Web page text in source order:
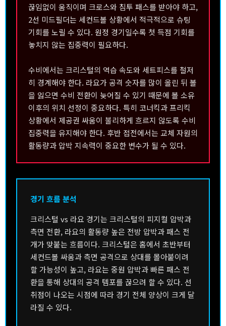
끊임없이 움직이며 크로스와 침투 패스를 받아야 하고,
2선 미드필더는 세컨드볼 상황에서 적극적으로 슈팅
기회를 노릴 수 있다. 원정 경기일수록 첫 득점 기회를
놓치지 않는 집중력이 필요하다.
수비에서는 크리스털의 역습 속도와 세트피스를 철저
히 경계해야 한다. 라요가 공격 숫자를 많이 올린 뒤 볼
을 잃으면 수비 전환이 늦어질 수 있기 때문에 볼 소유
이후의 위치 선정이 중요하다. 특히 코너킥과 프리킥
상황에서 제공권 싸움이 불리하게 흐르지 않도록 수비
집중력을 유지해야 한다. 후반 접전에서는 교체 자원의
활동량과 압박 지속력이 중요한 변수가 될 수 있다.
경기 흐름 분석
크리스털 vs 라요 경기는 크리스털의 피지컬 압박과
측면 전환, 라요의 활동량 높은 전방 압박과 패스 전
개가 맞붙는 흐름이다. 크리스털은 홈에서 초반부터
세컨드볼 싸움과 측면 공격으로 상대를 몰아붙이려
할 가능성이 높고, 라요는 중원 압박과 빠른 패스 전
환을 통해 상대의 공격 템포를 끊으려 할 수 있다. 선
취점이 나오는 시점에 따라 경기 전체 양상이 크게 달
라질 수 있다.